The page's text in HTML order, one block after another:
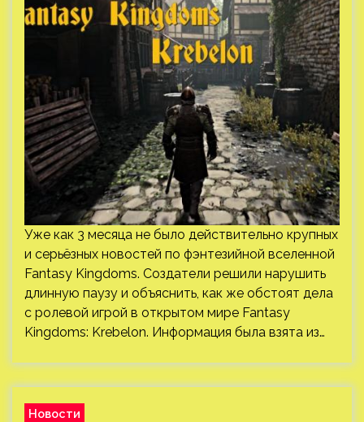
Уже как 3 месяца не было действительно крупных
и серьёзных новостей по фэнтезийной вселенной
Fantasy Kingdoms. Создатели решили нарушить
длинную паузу и объяснить, как же обстоят дела
с ролевой игрой в открытом мире Fantasy
Kingdoms: Krebelon. Информация была взята из…
Новости